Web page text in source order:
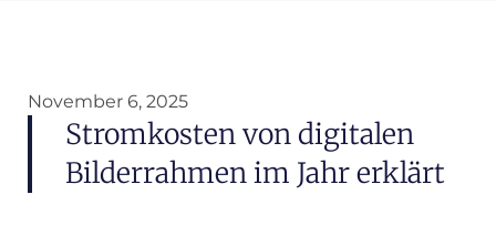
November 6, 2025
Stromkosten von digitalen
Bilderrahmen im Jahr erklärt